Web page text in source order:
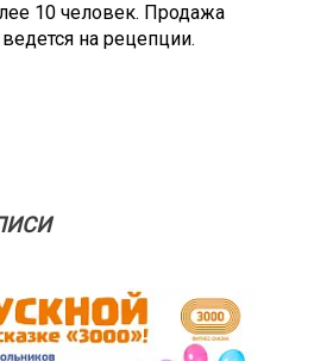
10 человек. Продажа
на рецепции.